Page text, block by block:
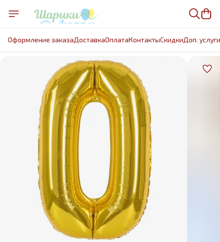
Оформление заказаДоставкаОплатаКонтактыCкидкиДоп. услуги